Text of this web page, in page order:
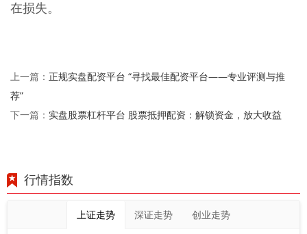
在损失。
上一篇： 正规实盘配资平台 “寻找最佳配资平台——专业评测与推
荐”
下一篇： 实盘股票杠杆平台 股票抵押配资：解锁资金，放大收益
行情指数
上证走势 深证走势 创业走势